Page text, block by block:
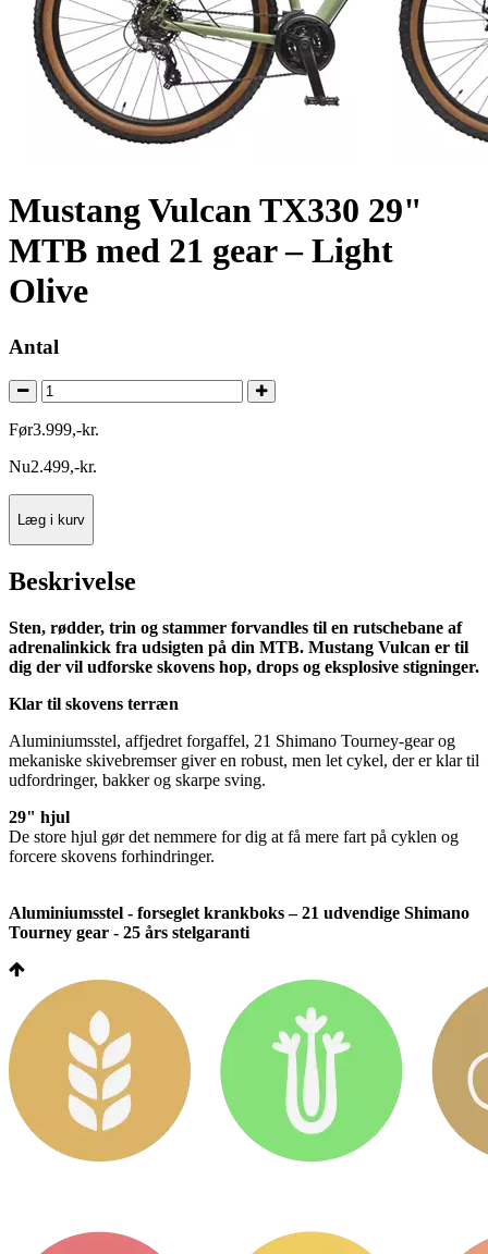
Mustang Vulcan TX330 29"
MTB med 21 gear – Light
Olive
Antal
Før3.999,-kr.
Nu2.499,-kr.
Læg i kurv
Beskrivelse
Sten, rødder, trin og stammer forvandles til en rutschebane af
adrenalinkick fra udsigten på din MTB. Mustang Vulcan er til
dig der vil udforske skovens hop, drops og eksplosive stigninger.
Klar til skovens terræn
Aluminiumsstel, affjedret forgaffel, 21 Shimano Tourney-gear og
mekaniske skivebremser giver en robust, men let cykel, der er klar til
udfordringer, bakker og skarpe sving.
29" hjul
De store hjul gør det nemmere for dig at få mere fart på cyklen og
forcere skovens forhindringer.
Aluminiumsstel - forseglet krankboks – 21 udvendige Shimano
Tourney gear - 25 års stelgaranti